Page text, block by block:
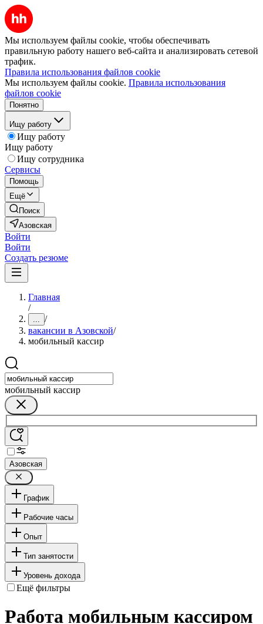
Мы используем файлы cookie, чтобы обеспечивать
правильную работу нашего веб-сайта и анализировать сетевой
трафик.
Правила использования файлов cookie
Мы используем файлы cookie. Правила использования
файлов cookie
Понятно
Ищу работу
Ищу работу
Ищу работу
Ищу сотрудника
Сервисы
Помощь
Ещё
Поиск
Азовская
Войти
Войти
Создать резюме
Главная
/
... /
вакансии в Азовской/
мобильный кассир
мобильный кассир
Азовская
График
Рабочие часы
Опыт
Тип занятости
Уровень дохода
Ещё фильтры
Работа мобильным кассиром